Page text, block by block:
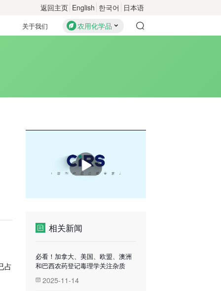
返回主页 English 한국어 日本语
关于我们 农用化学品
占
播
放
相关新闻
必看！加拿大、美国、欧盟、澳洲
和巴西农药登记毒理学关注杂质
2025-11-14